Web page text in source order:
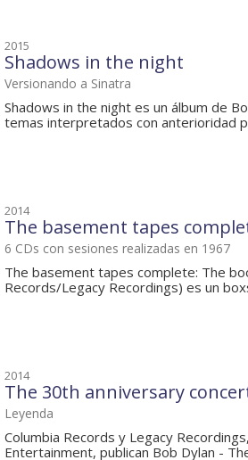
2015
Shadows in the night
Versionando a Sinatra
Shadows in the night es un álbum de
temas interpretados con anterioridad
2014
The basement tapes
6 CDs con sesiones realizadas en 1967
The basement tapes complete: The
Records/Legacy Recordings) es un
2014
The 30th anniversary
Leyenda
Columbia Records y Legacy
Entertainment, publican Bob Dylan -